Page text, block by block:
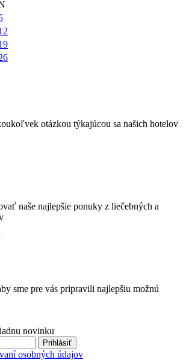
otázkou týkajúcou sa našich hotelov
naše najlepšie ponuky z liečebných a
sme pre vás pripravili najlepšiu možnú
novinku
Prihlásiť
osobných údajov